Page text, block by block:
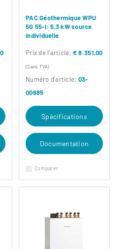
Comparer
PAC Géothermique WPU
5G 55-I: 5,3 kW source
individuelle
Prix ​​de l'article: € 8.351,00
(Sans TVA)
Numéro d'article: 03-
00685
Spécifications
Documentation